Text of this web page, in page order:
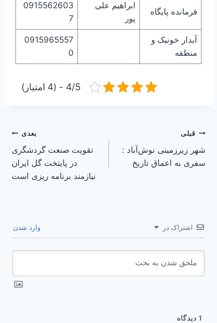
فرمانده پایگاه
ابراهیم علی
پور
0915562603
7
آبدار خونیک و
منطقه
0915965557
0
4/5 - (4 امتیاز)
راهبری
نوشته
قبلی
شهر زیرزمینی نوش‌آباد :
سفری به اعماق تاریخ
بعدی
تقویت صنعت گردشگری
در پایتخت گل ایران
نیازمند برنامه ریزی است
اشتراک در وارد شدن
1 دیدگاه